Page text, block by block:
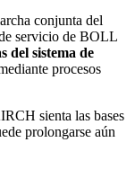
conjunta del
servicio de BOLL
del sistema de
procesos
sienta las bases
prolongarse aún